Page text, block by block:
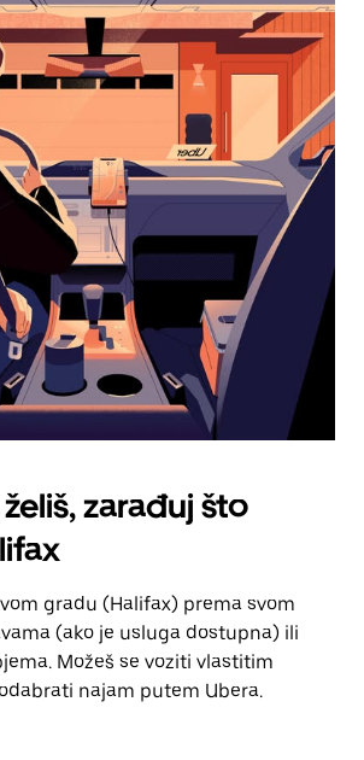
zarađuj što
gradu (Halifax) prema svom
(ako je usluga dostupna) ili
Možeš se voziti vlastitim
najam putem Ubera.